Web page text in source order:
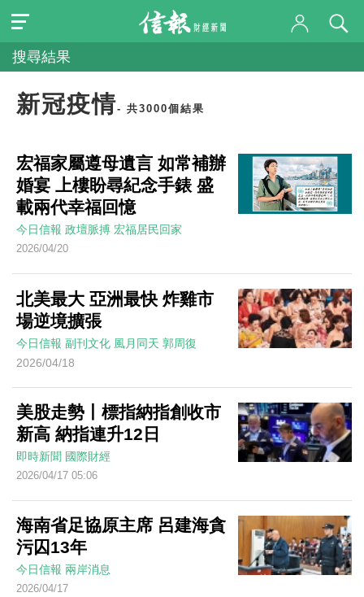
搜尋結果
新冠疫情- 共3000個結果
宏福家屬遵母遺言 如常補辦
婚宴 上樓盼尋紀念手錶 盛
載兩代幸福回憶
今日信報 政壇脈搏 宏福居民回家
2026/04/20
北美最大 亞洲最快 炸雞市
場逆境擴張
今日信報 副刊文化 風月同天 郭周復
2026/04/18
美股走勢丨標指納指創收市
新高 納指連升12日
即時新聞 國際財經
2026/04/17 05:06
海南省足協原主席 呂建海貪
污囚13年
今日信報 兩岸消息
2026/04/17